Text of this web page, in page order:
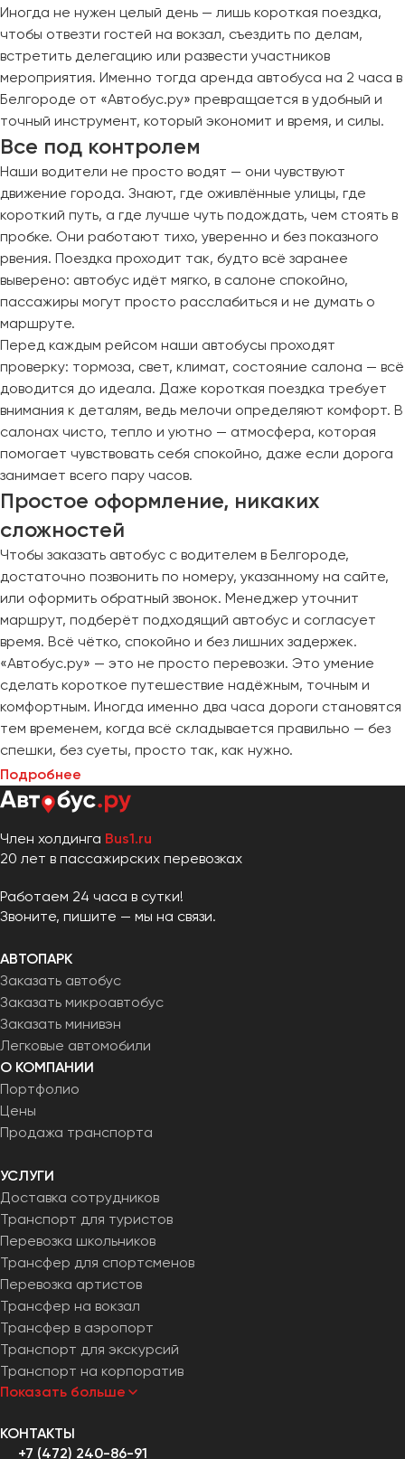
Иногда не нужен целый день — лишь короткая поездка,
чтобы отвезти гостей на вокзал, съездить по делам,
встретить делегацию или развести участников
мероприятия. Именно тогда аренда автобуса на 2 часа в
Белгороде от «Автобус.ру» превращается в удобный и
точный инструмент, который экономит и время, и силы.
Все под контролем
Наши водители не просто водят — они чувствуют
движение города. Знают, где оживлённые улицы, где
короткий путь, а где лучше чуть подождать, чем стоять в
пробке. Они работают тихо, уверенно и без показного
рвения. Поездка проходит так, будто всё заранее
выверено: автобус идёт мягко, в салоне спокойно,
пассажиры могут просто расслабиться и не думать о
маршруте.
Перед каждым рейсом наши автобусы проходят
проверку: тормоза, свет, климат, состояние салона — всё
доводится до идеала. Даже короткая поездка требует
внимания к деталям, ведь мелочи определяют комфорт. В
салонах чисто, тепло и уютно — атмосфера, которая
помогает чувствовать себя спокойно, даже если дорога
занимает всего пару часов.
Простое оформление, никаких
сложностей
Чтобы заказать автобус с водителем в Белгороде,
достаточно позвонить по номеру, указанному на сайте,
или оформить обратный звонок. Менеджер уточнит
маршрут, подберёт подходящий автобус и согласует
время. Всё чётко, спокойно и без лишних задержек.
«Автобус.ру» — это не просто перевозки. Это умение
сделать короткое путешествие надёжным, точным и
комфортным. Иногда именно два часа дороги становятся
тем временем, когда всё складывается правильно — без
спешки, без суеты, просто так, как нужно.
Подробнее
Член холдинга Bus1.ru
20 лет в пассажирских перевозках
Работаем 24 часа в сутки!
Звоните, пишите — мы на связи.
АВТОПАРК
Заказать автобус
Заказать микроавтобус
Заказать минивэн
Легковые автомобили
О КОМПАНИИ
Портфолио
Цены
Продажа транспорта
УСЛУГИ
Доставка сотрудников
Транспорт для туристов
Перевозка школьников
Трансфер для спортсменов
Перевозка артистов
Трансфер на вокзал
Трансфер в аэропорт
Транспорт для экскурсий
Транспорт на корпоратив
Показать больше
КОНТАКТЫ
+7 (472) 240-86-91